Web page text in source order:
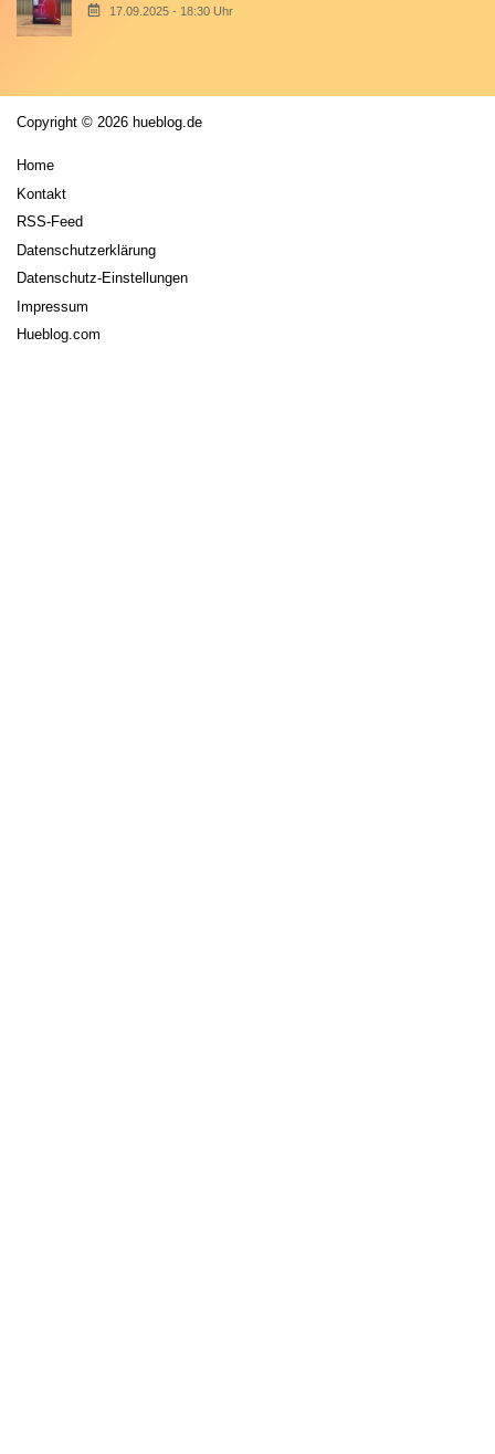
17.09.2025 - 18:30 Uhr
Copyright © 2026 hueblog.de
Home
Kontakt
RSS-Feed
Datenschutzerklärung
Datenschutz-Einstellungen
Impressum
Hueblog.com